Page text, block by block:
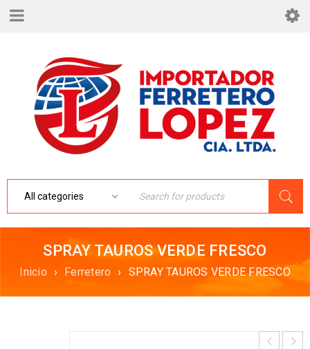
SPRAY TAUROS VERDE FRESCO
Inicio › Ferretero › SPRAY TAUROS VERDE FRESCO